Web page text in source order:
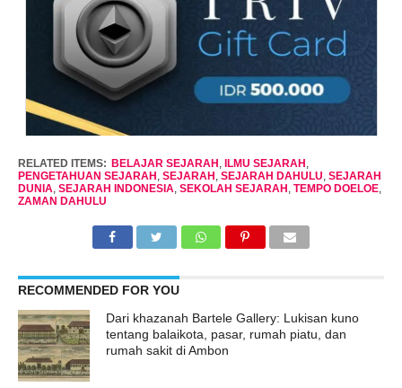
RELATED ITEMS: BELAJAR SEJARAH , ILMU SEJARAH ,
PENGETAHUAN SEJARAH , SEJARAH , SEJARAH DAHULU, SEJARAH
DUNIA, SEJARAH INDONESIA, SEKOLAH SEJARAH , TEMPO DOELOE,
ZAMAN DAHULU
RECOMMENDED FOR YOU
Dari khazanah Bartele Gallery: Lukisan kuno
tentang balaikota, pasar, rumah piatu, dan
rumah sakit di Ambon